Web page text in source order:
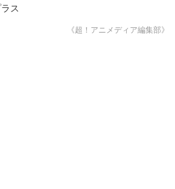
ス
《超！アニメディア編集部》